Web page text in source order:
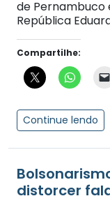
de Pernambuco
República
Compartilhe:
Continue lendo
distorcer